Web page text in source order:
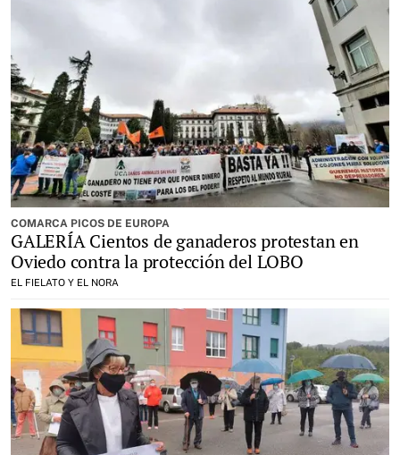
COMARCA PICOS DE EUROPA
GALERÍA Cientos de ganaderos protestan en
Oviedo contra la protección del LOBO
EL FIELATO Y EL NORA